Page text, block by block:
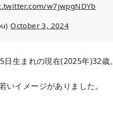
w7jwpgNDYb
October 3, 2024
生まれの現在(2025年)32歳。
イメージがありました。